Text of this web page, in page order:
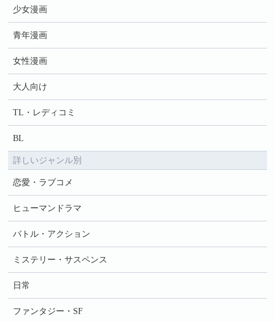
少女漫画
青年漫画
女性漫画
大人向け
TL・レディコミ
BL
詳しいジャンル別
恋愛・ラブコメ
ヒューマンドラマ
バトル・アクション
ミステリー・サスペンス
日常
ファンタジー・SF